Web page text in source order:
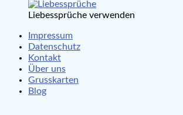
Liebessprüche verwenden
Impressum
Datenschutz
Kontakt
Über uns
Grusskarten
Blog